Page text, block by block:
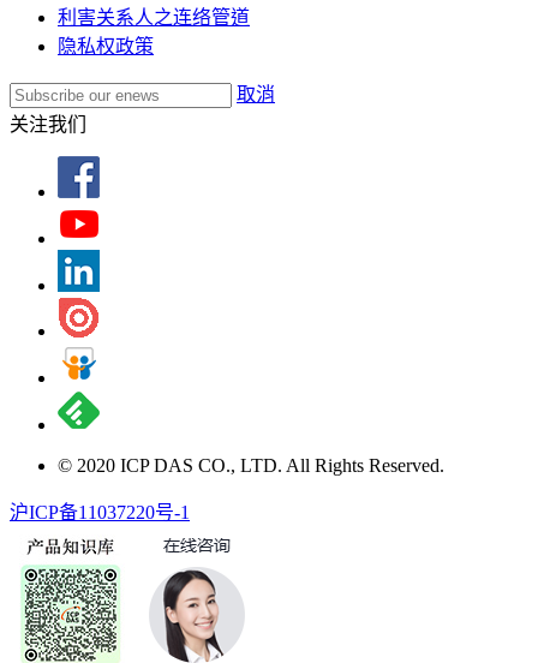
利害关系人之连络管道
隐私权政策
取消
关注我们
© 2020 ICP DAS CO., LTD. All Rights Reserved.
沪ICP备11037220号-1